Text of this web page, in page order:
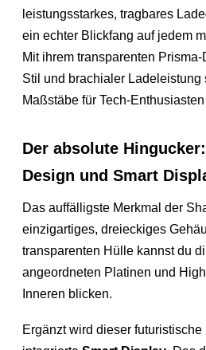
leistungsstarkes, tragbares
ein echter Blickfang auf jedem
Mit ihrem transparenten
Stil und brachialer Ladeleistung
Maßstäbe für Tech-
Der absolute
Design und Smart
Das auffälligste Merkmal der
einzigartiges, dreieckiges
transparenten Hülle kannst du
angeordneten Platinen und
Inneren blicken.
Ergänzt wird dieser